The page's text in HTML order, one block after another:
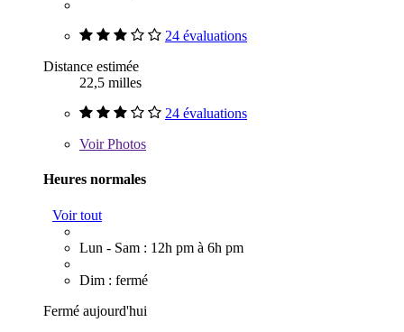
24 évaluations
Distance estimée
22,5 milles
24 évaluations
VoirPhotos
Heures normales
Voir tout
Lun - Sam : 12h pm à 6h pm
Dim : fermé
Fermé aujourd'hui